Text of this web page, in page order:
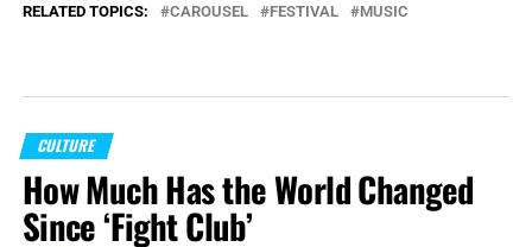
RELATED TOPICS: CAROUSEL FESTIVAL MUSIC
CULTURE
How Much Has the World Changed
Since ‘Fight Club’